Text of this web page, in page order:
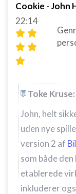
Cookie - John
22:14
Toke Kruse:
John, helt
uden nye
version 2 af
som både
etablerede
inkluderer